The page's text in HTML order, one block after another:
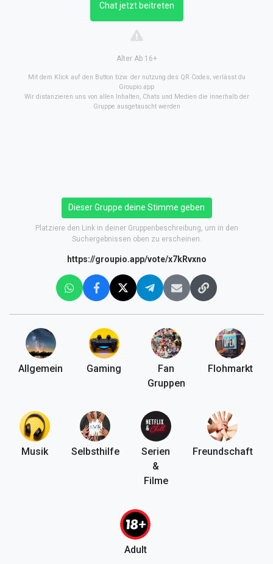
Chat jetzt beitreten
Alter Ab 16+
Mit dem Klick auf den Button bzw. der nutzung des QR Codes, verlässt du
Groupio.app
Wir distanzieren uns von allen Inhalten, Chats und Medien die innerhalb der
Gruppe ausgetauscht werden
Dieser Gruppe deine Stimme geben
Platziere den Link in deiner Gruppenbeschreibung, um in den
Suchergebnissen oben zu erscheinen.
https://groupio.app/vote/x7kRvxno
Allgemein Gaming
Fan
Gruppen
Flohmarkt
Musik Selbsthilfe
Serien
&
Filme
Freundschaft
Adult